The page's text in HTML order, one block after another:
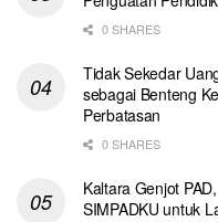
0 SHARES
Tidak Sekedar
sebagai Benteng
Perbatasan
0 SHARES
Kaltara Genjot
SIMPADKU untuk